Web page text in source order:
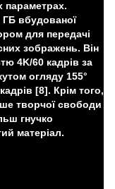
параметрах.
вбудованої
для передачі
зображень. Він
4K/60 кадрів за
огляду 155°
[8]. Крім того,
творчої свободи
гнучко
матеріал.